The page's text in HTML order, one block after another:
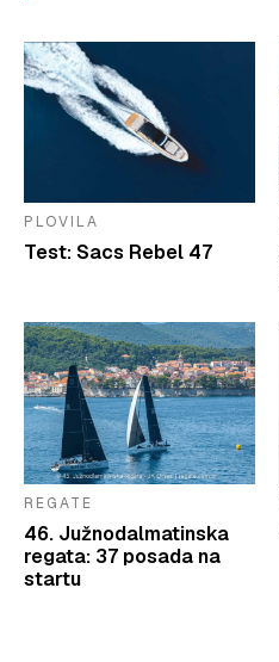
PLOVILA
Test: Sacs Rebel 47
REGATE
46. Južnodalmatinska
regata: 37 posada na
startu